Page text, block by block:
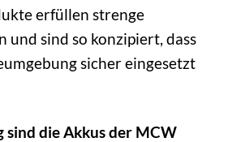
erfüllen strenge
und sind so konzipiert, dass
sicher eingesetzt
sind die Akkus der MCW